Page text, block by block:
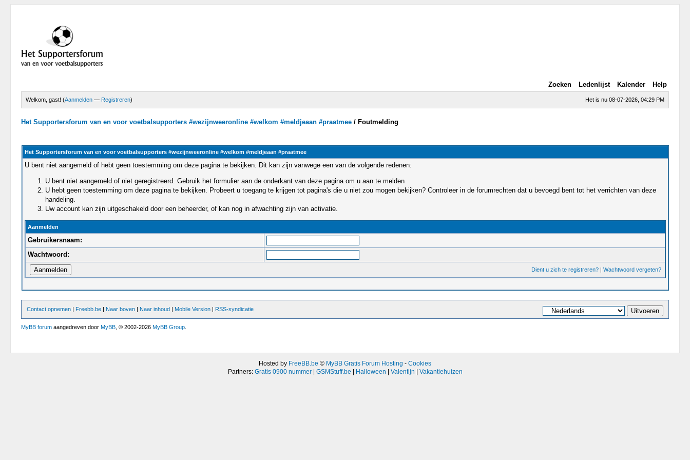
Zoeken Ledenlijst Kalender Help
Het is nu 08-07-2026, 04:29 PM
Welkom, gast! (Aanmelden — Registreren)
Het Supportersforum van en voor voetbalsupporters #wezijnweeronline #welkom #meldjeaan #praatmee / Foutmelding
Het Supportersforum van en voor voetbalsupporters #wezijnweeronline #welkom #meldjeaan #praatmee
U bent niet aangemeld of hebt geen toestemming om deze pagina te bekijken. Dit kan zijn vanwege een van de volgende redenen:
U bent niet aangemeld of niet geregistreerd. Gebruik het formulier aan de onderkant van deze pagina om u aan te melden
U hebt geen toestemming om deze pagina te bekijken. Probeert u toegang te krijgen tot pagina's die u niet zou mogen bekijken? Controleer in de forumrechten dat u bevoegd bent tot het verrichten van deze
handeling.
Uw account kan zijn uitgeschakeld door een beheerder, of kan nog in afwachting zijn van activatie.
Aanmelden
Gebruikersnaam:
Wachtwoord:
Dient u zich te registreren?| Wachtwoord vergeten?
Contact opnemen | Freebb.be | Naar boven | Naar inhoud | Mobile Version | RSS-syndicatie
MyBB forum aangedreven doorMyBB , © 2002-2026MyBB Group
Hosted by FreeBB.be © MyBB Gratis Forum Hosting - Cookies
Partners: Gratis 0900 nummer| GSMStuff.be Halloween Valentijn Vakantiehuizen